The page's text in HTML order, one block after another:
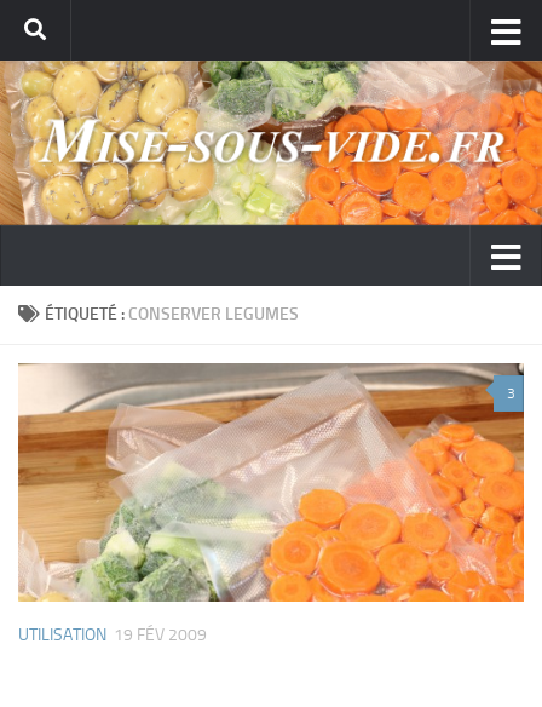
ÉTIQUETÉ : CONSERVER LEGUMES
3
UTILISATION 19 FÉV 2009